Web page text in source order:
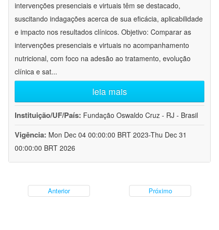
intervenções presenciais e virtuais têm se destacado,
suscitando indagações acerca de sua eficácia, aplicabilidade
e impacto nos resultados clínicos. Objetivo: Comparar as
intervenções presenciais e virtuais no acompanhamento
nutricional, com foco na adesão ao tratamento, evolução
clínica e sat...
leia mais
Instituição/UF/País: Fundação Oswaldo Cruz - RJ - Brasil
Vigência: Mon Dec 04 00:00:00 BRT 2023-Thu Dec 31
00:00:00 BRT 2026
Anterior Próximo